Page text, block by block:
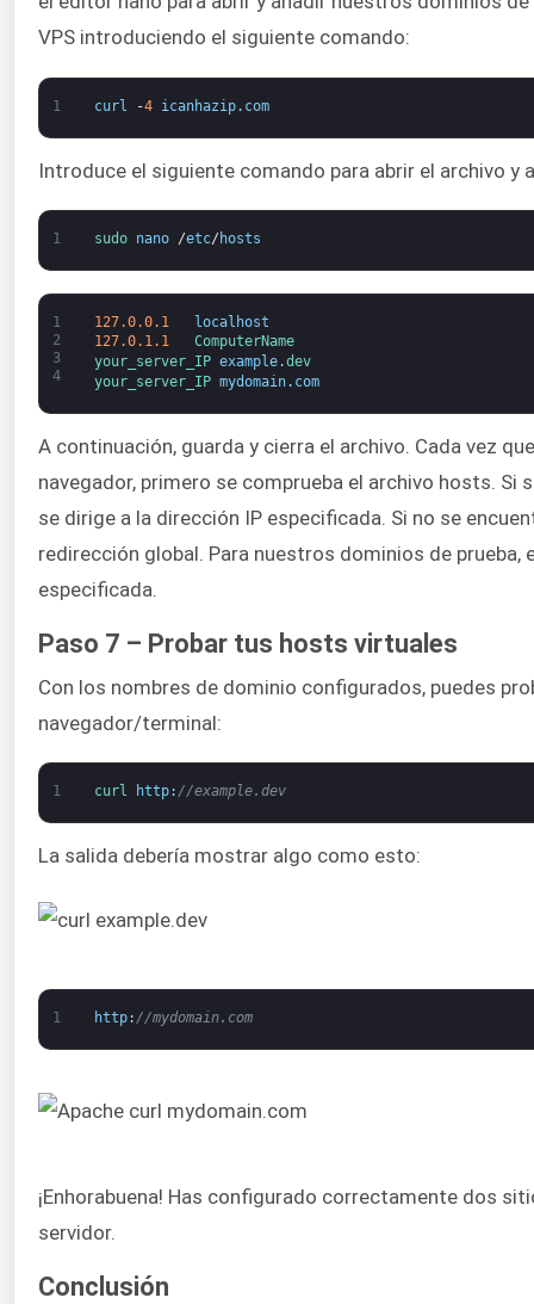
VPS introduciendo el siguiente comando:
1 curl -4 icanhazip. com
Introduce el siguiente comando para abrir el archivo
1 sudo nano /etc/ hosts
1
2
3
4
127.0.0.1
localhost
127.0.1.1
ComputerName
your_server_IP example.dev
your_server_IP mydomain. com
A continuación, guarda y cierra el archivo. Cada vez
navegador, primero se comprueba el archivo hosts.
se dirige a la dirección IP especificada. Si no se
redirección global. Para nuestros dominios de
especificada.
Paso 7 – Probar tus hosts virtuales
Con los nombres de dominio configurados, puedes
navegador/terminal:
1 curl http: //example.dev
La salida debería mostrar algo como esto:
1 http: //mydomain.com
¡Enhorabuena! Has configurado correctamente dos
servidor.
Conclusión